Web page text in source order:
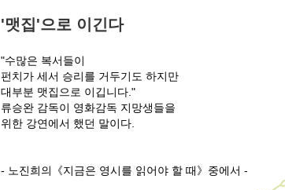
'맷집'으로 이긴다
"수많은 복서들이
펀치가 세서 승리를 거두기도 하지만
대부분 맷집으로 이깁니다."
류승완 감독이 영화감독 지망생들을
위한 강연에서 했던 말이다.
- 노진희의《지금은 영시를 읽어야 할 때》중에서 -